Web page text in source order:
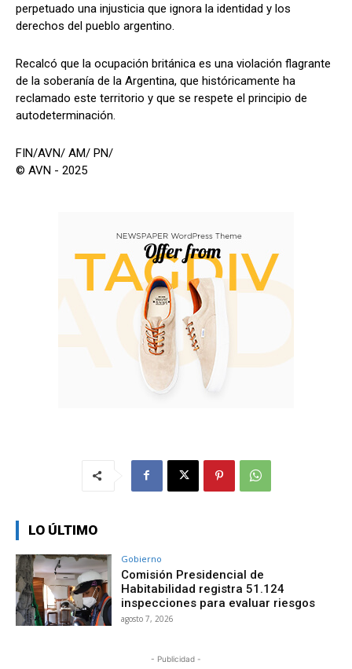
perpetuado una injusticia que ignora la identidad y los
derechos del pueblo argentino.
Recalcó que la ocupación británica es una violación flagrante
de la soberanía de la Argentina, que históricamente ha
reclamado este territorio y que se respete el principio de
autodeterminación.
FIN/AVN/ AM/ PN/
© AVN - 2025
LO ÚLTIMO
Gobierno
Comisión Presidencial de
Habitabilidad registra 51.124
inspecciones para evaluar riesgos
agosto 7, 2026
- Publicidad -